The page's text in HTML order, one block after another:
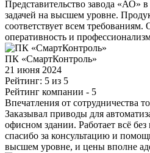
Представительство завода «АО»
задачей на высшем уровне.
соответствует всем требованиям.
оперативность и
ПК «СмартКонтроль»
21 июня 2024
Рейтинг: 5 из 5
Рейтинг компании - 5
Впечатления от сотрудничества
Заказывал приводы для
офисном здании. Работает всё
спасибо за консультацию и
высшем уровне, и цены вполне